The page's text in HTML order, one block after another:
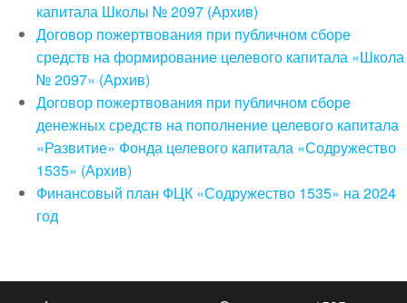
капитала Школы № 2097 (Архив)
Договор пожертвования при публичном сборе
средств на формирование целевого капитала «Школа
№ 2097» (Архив)
Договор пожертвования при публичном сборе
денежных средств на пополнение целевого капитала
«Развитие» Фонда целевого капитала «Содружество
1535» (Архив)
Финансовый план ФЦК «Содружество 1535» на 2024
год